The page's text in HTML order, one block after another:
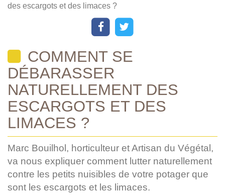
des escargots et des limaces ?
COMMENT SE
DÉBARASSER
NATURELLEMENT DES
ESCARGOTS ET DES
LIMACES ?
Marc Bouilhol, horticulteur et Artisan du Végétal,
va nous expliquer comment lutter naturellement
contre les petits nuisibles de votre potager que
sont les escargots et les limaces.